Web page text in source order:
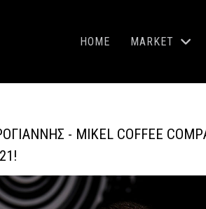
HOME MARKET
- MIKEL COFFEE